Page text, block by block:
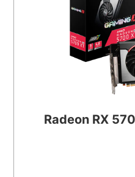
Radeon RX